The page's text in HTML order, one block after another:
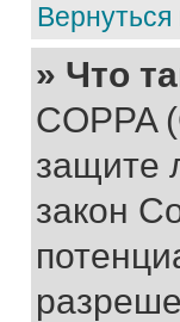
Вернуться
» Что
COPPA
защите
закон